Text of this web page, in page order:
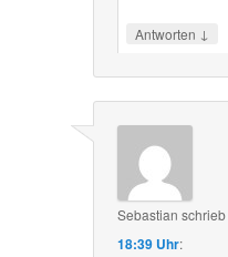
Antworten ↓
Sebastian schrieb
18:39 Uhr: